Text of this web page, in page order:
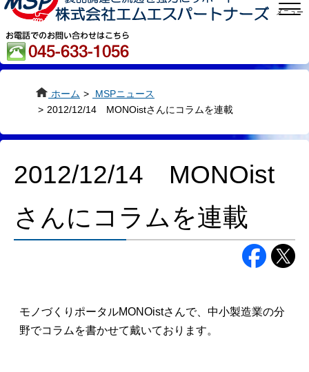
メニュー
ホーム >
MSPニュース
> 2012/12/14 MONOistさんにコラムを連載
2012/12/14 MONOist
さんにコラムを連載
モノづくりポータルMONOistさんで、中小製造業の分
野でコラムを書かせて戴いております。